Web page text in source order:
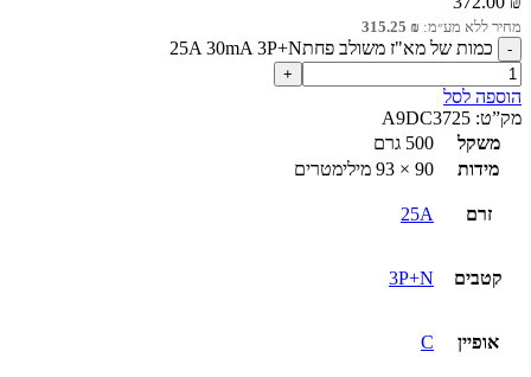
מחיר ללא מע״מ: 315.25 ₪
כמות של מא"ז משולב פחת25A 30mA 3P+N
הוספה לסל
מק”ט: A9DC3725
משקל
500 גרם
מידות
90 × 93 מילימטרים
זרם 25A
קטבים 3P+N
אופיין C